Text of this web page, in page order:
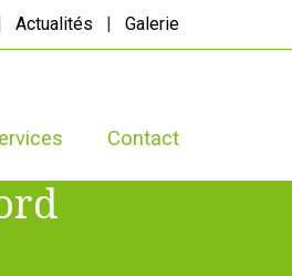
Actualités | Galerie
Contact